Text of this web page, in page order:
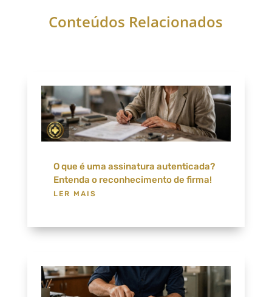
Conteúdos Relacionados
O que é uma assinatura autenticada?
Entenda o reconhecimento de firma!
LER MAIS